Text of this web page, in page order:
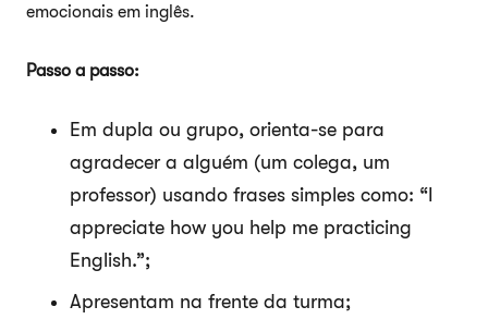
emocionais em inglês.
Passo a passo:
Em dupla ou grupo, orienta-se para
agradecer a alguém (um colega, um
professor) usando frases simples como: “I
appreciate how you help me practicing
English.”;
Apresentam na frente da turma;